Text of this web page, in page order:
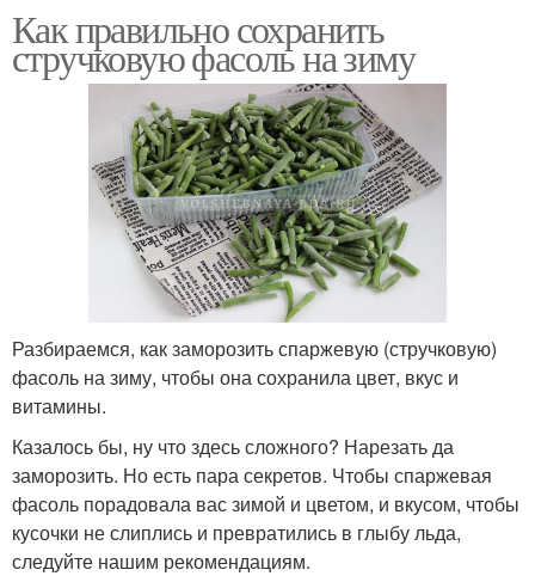
Как правильно сохранить
стручковую фасоль на зиму
Разбираемся, как заморозить спаржевую (стручковую)
фасоль на зиму, чтобы она сохранила цвет, вкус и
витамины.
Казалось бы, ну что здесь сложного? Нарезать да
заморозить. Но есть пара секретов. Чтобы спаржевая
фасоль порадовала вас зимой и цветом, и вкусом, чтобы
кусочки не слиплись и превратились в глыбу льда,
следуйте нашим рекомендациям.